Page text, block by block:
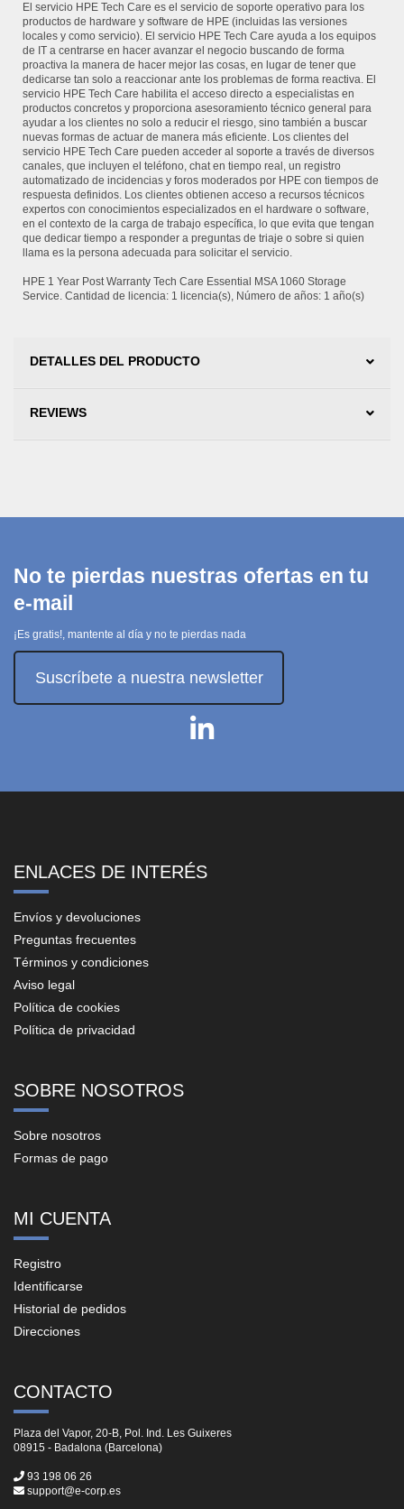
El servicio HPE Tech Care es el servicio de soporte operativo para los
productos de hardware y software de HPE (incluidas las versiones
locales y como servicio). El servicio HPE Tech Care ayuda a los equipos
de IT a centrarse en hacer avanzar el negocio buscando de forma
proactiva la manera de hacer mejor las cosas, en lugar de tener que
dedicarse tan solo a reaccionar ante los problemas de forma reactiva. El
servicio HPE Tech Care habilita el acceso directo a especialistas en
productos concretos y proporciona asesoramiento técnico general para
ayudar a los clientes no solo a reducir el riesgo, sino también a buscar
nuevas formas de actuar de manera más eficiente. Los clientes del
servicio HPE Tech Care pueden acceder al soporte a través de diversos
canales, que incluyen el teléfono, chat en tiempo real, un registro
automatizado de incidencias y foros moderados por HPE con tiempos de
respuesta definidos. Los clientes obtienen acceso a recursos técnicos
expertos con conocimientos especializados en el hardware o software,
en el contexto de la carga de trabajo específica, lo que evita que tengan
que dedicar tiempo a responder a preguntas de triaje o sobre si quien
llama es la persona adecuada para solicitar el servicio.
HPE 1 Year Post Warranty Tech Care Essential MSA 1060 Storage
Service. Cantidad de licencia: 1 licencia(s), Número de años: 1 año(s)
DETALLES DEL PRODUCTO
REVIEWS
No te pierdas nuestras ofertas en tu
e-mail
¡Es gratis!, mantente al día y no te pierdas nada
Suscríbete a nuestra newsletter
ENLACES DE INTERÉS
Envíos y devoluciones
Preguntas frecuentes
Términos y condiciones
Aviso legal
Política de cookies
Política de privacidad
SOBRE NOSOTROS
Sobre nosotros
Formas de pago
MI CUENTA
Registro
Identificarse
Historial de pedidos
Direcciones
CONTACTO
Plaza del Vapor, 20-B, Pol. Ind. Les Guixeres
08915 - Badalona (Barcelona)
93 198 06 26
support@e-corp.es